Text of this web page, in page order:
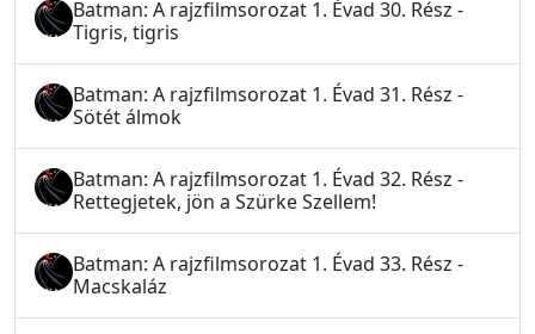
Batman: A rajzfilmsorozat 1. Évad 30. Rész -
Tigris, tigris
Batman: A rajzfilmsorozat 1. Évad 31. Rész -
Sötét álmok
Batman: A rajzfilmsorozat 1. Évad 32. Rész -
Rettegjetek, jön a Szürke Szellem!
Batman: A rajzfilmsorozat 1. Évad 33. Rész -
Macskaláz